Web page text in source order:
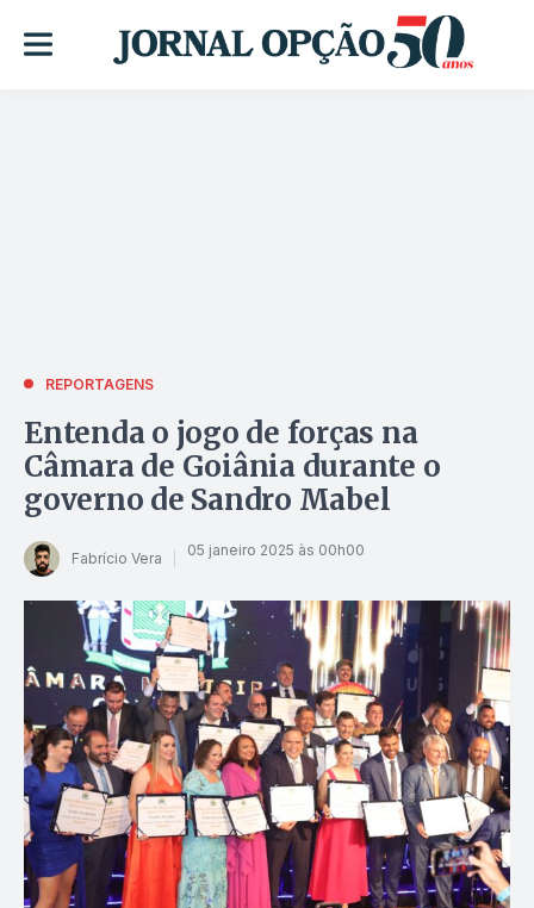
REPORTAGENS
Entenda o jogo de forças na
Câmara de Goiânia durante o
governo de Sandro Mabel
Fabrício Vera 05 janeiro 2025 às 00h00